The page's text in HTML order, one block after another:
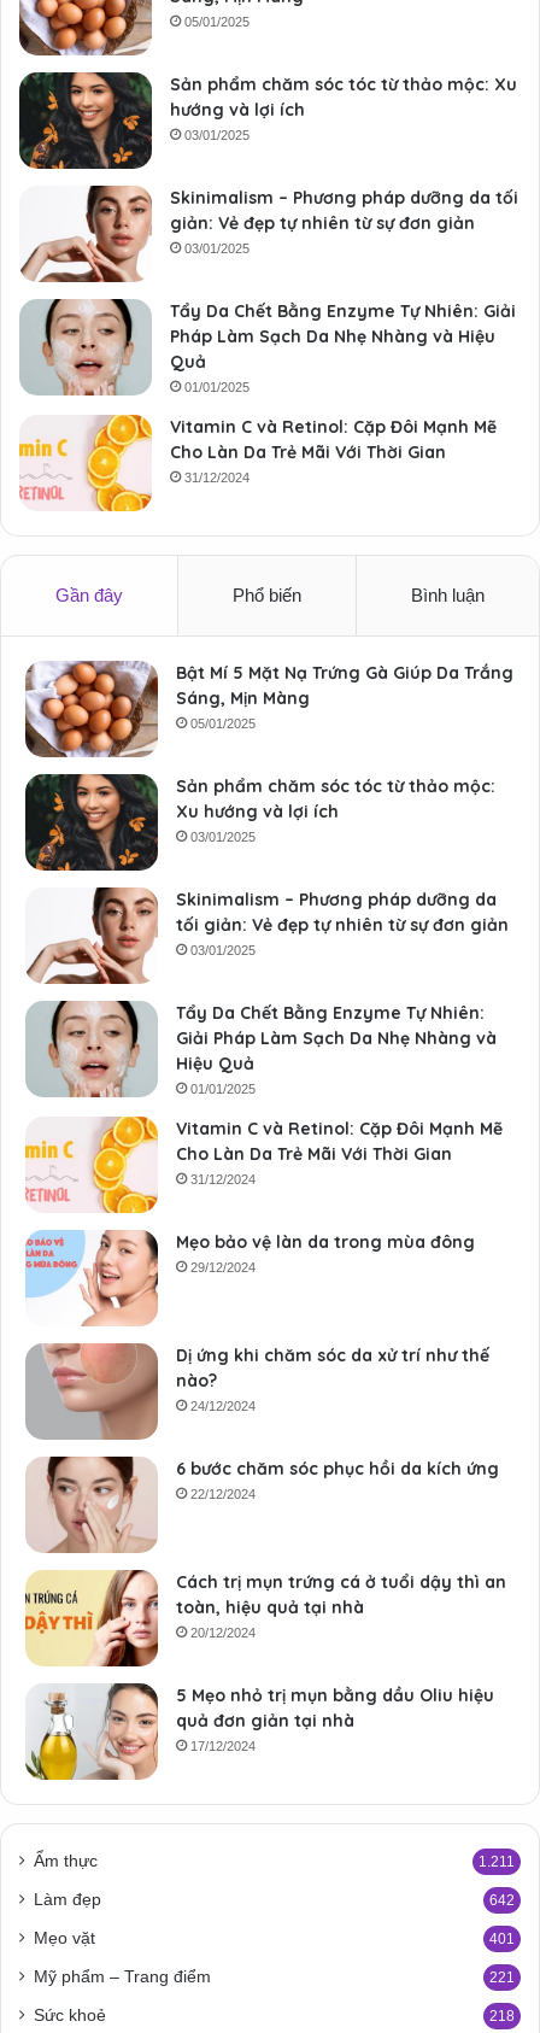
05/01/2025
Sản phẩm chăm sóc tóc từ thảo mộc: Xu
hướng và lợi ích
03/01/2025
Skinimalism – Phương pháp dưỡng da tối
giản: Vẻ đẹp tự nhiên từ sự đơn giản
03/01/2025
Tẩy Da Chết Bằng Enzyme Tự Nhiên: Giải
Pháp Làm Sạch Da Nhẹ Nhàng và Hiệu
Quả
01/01/2025
Vitamin C và Retinol: Cặp Đôi Mạnh Mẽ
Cho Làn Da Trẻ Mãi Với Thời Gian
31/12/2024
Gần đây Phổ biến Bình luận
Bật Mí 5 Mặt Nạ Trứng Gà Giúp Da Trắng
Sáng, Mịn Màng
05/01/2025
Sản phẩm chăm sóc tóc từ thảo mộc:
Xu hướng và lợi ích
03/01/2025
Skinimalism – Phương pháp dưỡng da
tối giản: Vẻ đẹp tự nhiên từ sự đơn giản
03/01/2025
Tẩy Da Chết Bằng Enzyme Tự Nhiên:
Giải Pháp Làm Sạch Da Nhẹ Nhàng và
Hiệu Quả
01/01/2025
Vitamin C và Retinol: Cặp Đôi Mạnh Mẽ
Cho Làn Da Trẻ Mãi Với Thời Gian
31/12/2024
Mẹo bảo vệ làn da trong mùa đông
29/12/2024
Dị ứng khi chăm sóc da xử trí như thế
nào?
24/12/2024
6 bước chăm sóc phục hồi da kích ứng
22/12/2024
Cách trị mụn trứng cá ở tuổi dậy thì an
toàn, hiệu quả tại nhà
20/12/2024
5 Mẹo nhỏ trị mụn bằng dầu Oliu hiệu
quả đơn giản tại nhà
17/12/2024
Ẩm thực 1.211
Làm đẹp 642
Mẹo vặt 401
Mỹ phẩm – Trang điểm 221
Sức khoẻ 218